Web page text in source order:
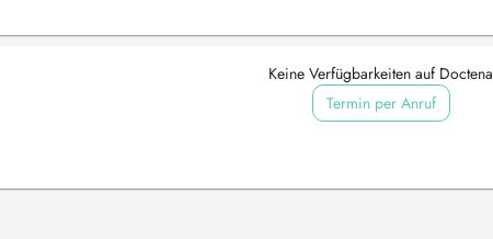
Keine Verfügbarkeiten auf Doctena
Termin per Anruf